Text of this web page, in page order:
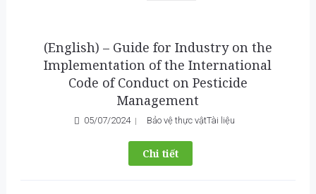
(English) – Guide for Industry on the
Implementation of the International
Code of Conduct on Pesticide
Management
05/07/2024 Bảo vệ thực vậtTài liệu
Chi tiết